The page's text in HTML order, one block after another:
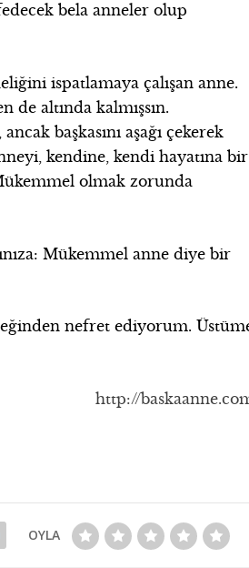
bela anneler olup
ispatlamaya çalışan anne.
altında kalmışsın.
başkasını aşağı çekerek
kendine, kendi hayatına bir
olmak zorunda
Mükemmel anne diye bir
nefret ediyorum.
http://
OYLA